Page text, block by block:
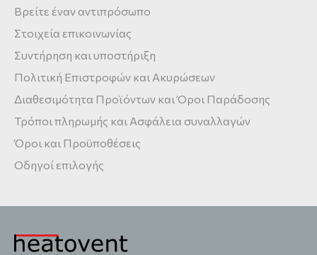
Βρείτε έναν αντιπρόσωπο
Στοιχεία επικοινωνίας
Συντήρηση και υποστήριξη
Πολιτική Επιστροφών και Ακυρώσεων
Διαθεσιμότητα Προϊόντων και Όροι Παράδοσης
Τρόποι πληρωμής και Ασφάλεια συναλλαγών
Όροι και Προϋποθέσεις
Οδηγοί επιλογής